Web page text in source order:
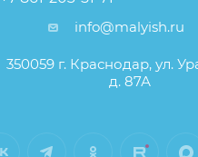
info@malyish.ru
350059 г. Краснодар, ул.
д. 87А